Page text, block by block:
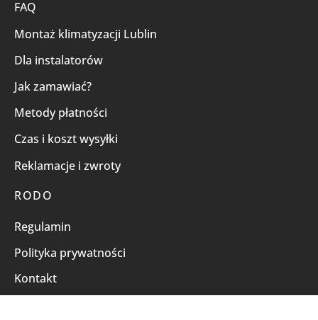
FAQ
Montaż klimatyzacji Lublin
Dla instalatorów
Jak zamawiać?
Metody płatności
Czas i koszt wysyłki
Reklamacje i zwroty
RODO
Regulamin
Polityka prywatności
Kontakt